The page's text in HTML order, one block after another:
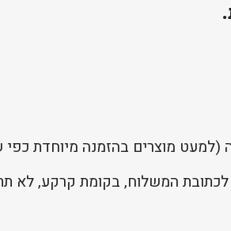
המשלוח, בקומת קרקע, לא